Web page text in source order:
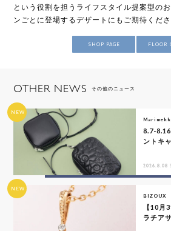
という役割を担うライフスタイル提案型の
ンごとに登場するデザートにもご期待くださ
SHOP PAGE FLOOR
OTHER NEWS その他のニュース
NEW
8.7-
ントキ
2026.8.08
NEW
BIZOUX
【10月
ラチア